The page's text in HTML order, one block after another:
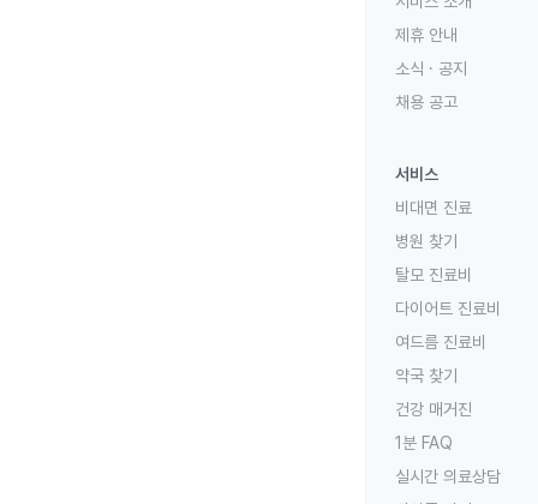
제휴 안내
소식 · 공지
채용 공고
서비스
비대면 진료
병원 찾기
탈모 진료비
다이어트 진료비
여드름 진료비
약국 찾기
건강 매거진
1분 FAQ
실시간 의료상담